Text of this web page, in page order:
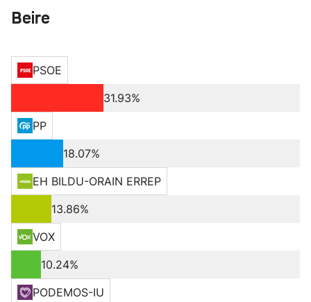
Beire
PSOE
31.93%
PP
18.07%
EH BILDU-ORAIN ERREP
13.86%
VOX
10.24%
PODEMOS-IU